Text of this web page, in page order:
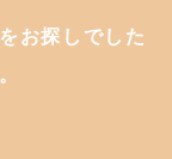
歩10分
18:30）
から血が出る」
、患者様が将来
しく食事ができ
お探しでした